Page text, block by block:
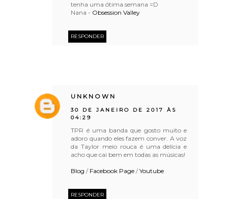
tenha uma ótima semana =D
Nana - Obsession Valley
RESPONDER
UNKNOWN
30 DE JANEIRO DE 2017 ÀS
04:29
TPR é uma banda que gosto muito e
adoro quando eles fazem conver. A voz
da Taylor meio rouca é uma delícia e
acho que cai bem em todas as músicas!
Blog / Facebook Page /Youtube
RESPONDER